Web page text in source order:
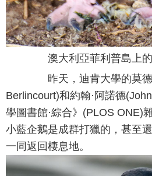
澳大利亞菲利普島上的
昨天，迪肯大學的莫德
Berlincourt)和約翰·阿諾德
學圖書館·綜合》(PLOS ONE)
小藍企鵝是成群打獵的，甚至
一同返回棲息地。